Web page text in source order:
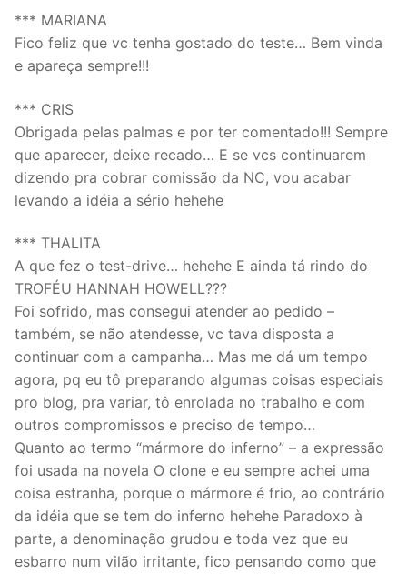
*** MARIANA
Fico feliz que vc tenha gostado do teste… Bem vinda
e apareça sempre!!!
*** CRIS
Obrigada pelas palmas e por ter comentado!!! Sempre
que aparecer, deixe recado… E se vcs continuarem
dizendo pra cobrar comissão da NC, vou acabar
levando a idéia a sério hehehe
*** THALITA
A que fez o test-drive… hehehe E ainda tá rindo do
TROFÉU HANNAH HOWELL???
Foi sofrido, mas consegui atender ao pedido –
também, se não atendesse, vc tava disposta a
continuar com a campanha… Mas me dá um tempo
agora, pq eu tô preparando algumas coisas especiais
pro blog, pra variar, tô enrolada no trabalho e com
outros compromissos e preciso de tempo…
Quanto ao termo “mármore do inferno” – a expressão
foi usada na novela O clone e eu sempre achei uma
coisa estranha, porque o mármore é frio, ao contrário
da idéia que se tem do inferno hehehe Paradoxo à
parte, a denominação grudou e toda vez que eu
esbarro num vilão irritante, fico pensando como que